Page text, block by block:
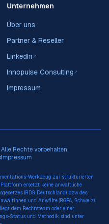
Unternehmen
Über uns
Partner & Reseller
LinkedIn ↗
Innopulse Consulting ↗
Impressum
Rechte vorbehalten.
Impressum
Werkzeug zur strukturierten
Plattform ersetzt keine anwaltliche
(RDG, Deutschland) bzw. des
und Anwälte (BGFA, Schweiz).
dem Rechtsteam oder einer
Status und Methodik sind unter